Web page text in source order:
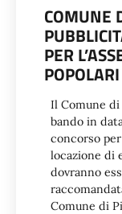
COMUNE
PER
Il Comune di
bando in
concorso
locazione di
dovranno
Comune di